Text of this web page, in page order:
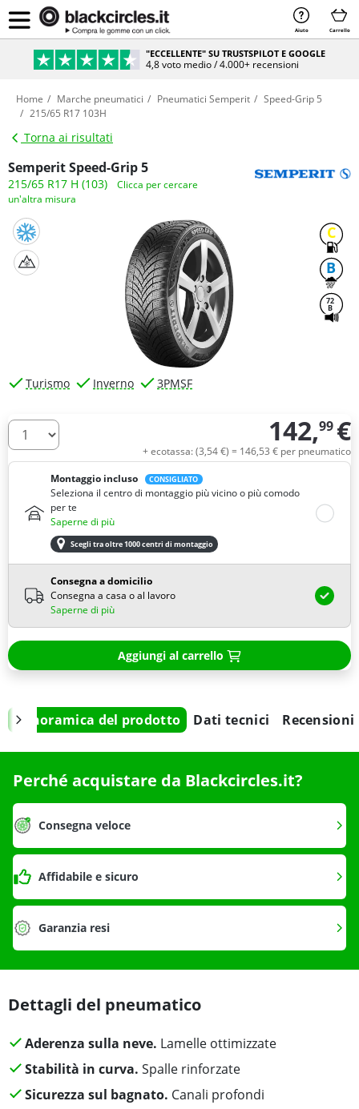
Aiuto Carrello
"ECCELLENTE" SU TRUSTSPILOT E GOOGLE
4,8 voto medio / 4.000+ recensioni
Home Marche pneumatici Pneumatici Semperit
Speed-Grip 5
215/65 R17 103H
Torna ai risultati
Semperit Speed-Grip 5
215/65 R17 H (103)
Clicca per cercare
un'altra misura
C
B
72
B
Turismo Inverno 3PMSF
Quantità 142,99 €
+ ecotassa: (3,54€) = 146,53 € per pneumatico
Montaggio incluso
CONSIGLIATO
Seleziona il centro di montaggio più vicino o più comodo
per te
Saperne di più
Scegli tra oltre 1000 centri di montaggio
Consegna a domicilio
Consegna a casa o al lavoro
Saperne di più
Aggiungi al carrello
Panoramica del prodotto Dati tecnici Recensioni
Perché acquistare da Blackcircles.it?
Consegna veloce
Affidabile e sicuro
Garanzia resi
Dettagli del pneumatico
Aderenza sulla neve. Lamelle ottimizzate
Stabilità in curva. Spalle rinforzate
Sicurezza sul bagnato. Canali profondi